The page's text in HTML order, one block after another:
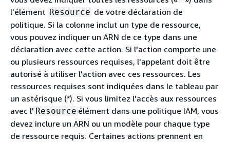
l'élément Resource de votre déclaration de
politique. Si la colonne inclut un type de ressource,
vous pouvez indiquer un ARN de ce type dans une
déclaration avec cette action. Si l'action comporte une
ou plusieurs ressources requises, l'appelant doit être
autorisé à utiliser l'action avec ces ressources. Les
ressources requises sont indiquées dans le tableau par
un astérisque (*). Si vous limitez l'accès aux ressources
avec l' Resource élément dans une politique IAM, vous
devez inclure un ARN ou un modèle pour chaque type
de ressource requis. Certaines actions prennent en